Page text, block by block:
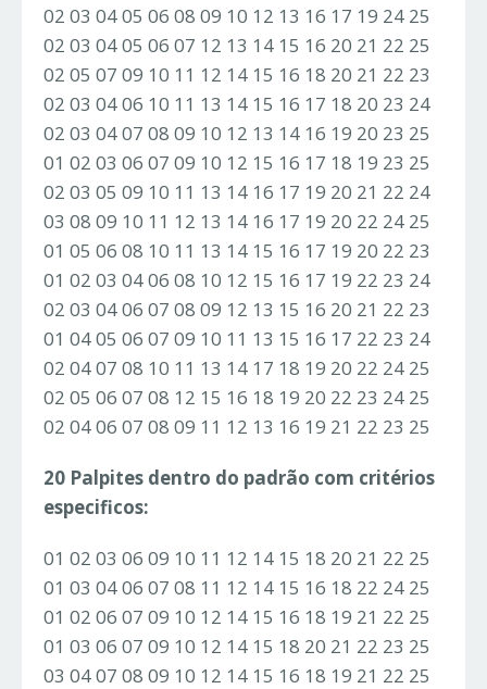
02 03 04 05 06 08 09 10 12 13 16 17 19 24 25
02 03 04 05 06 07 12 13 14 15 16 20 21 22 25
02 05 07 09 10 11 12 14 15 16 18 20 21 22 23
02 03 04 06 10 11 13 14 15 16 17 18 20 23 24
02 03 04 07 08 09 10 12 13 14 16 19 20 23 25
01 02 03 06 07 09 10 12 15 16 17 18 19 23 25
02 03 05 09 10 11 13 14 16 17 19 20 21 22 24
03 08 09 10 11 12 13 14 16 17 19 20 22 24 25
01 05 06 08 10 11 13 14 15 16 17 19 20 22 23
01 02 03 04 06 08 10 12 15 16 17 19 22 23 24
02 03 04 06 07 08 09 12 13 15 16 20 21 22 23
01 04 05 06 07 09 10 11 13 15 16 17 22 23 24
02 04 07 08 10 11 13 14 17 18 19 20 22 24 25
02 05 06 07 08 12 15 16 18 19 20 22 23 24 25
02 04 06 07 08 09 11 12 13 16 19 21 22 23 25
20 Palpites dentro do padrão com critérios
especificos:
01 02 03 06 09 10 11 12 14 15 18 20 21 22 25
01 03 04 06 07 08 11 12 14 15 16 18 22 24 25
01 02 06 07 09 10 12 14 15 16 18 19 21 22 25
01 03 06 07 09 10 12 14 15 18 20 21 22 23 25
03 04 07 08 09 10 12 14 15 16 18 19 21 22 25